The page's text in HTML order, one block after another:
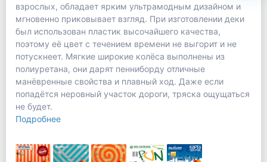
взрослых, обладает ярким ультрамодным дизайном и
мгновенно приковывает взгляд. При изготовлении деки
был использован пластик высочайшего качества,
поэтому её цвет с течением времени не выгорит и не
потускнеет. Мягкие широкие колёса выполнены из
полиуретана, они дарят пенниборду отличные
манёвренные свойства и плавный ход. Даже если
попадётся неровный участок дороги, тряска ощущаться
не будет.
Подробнее